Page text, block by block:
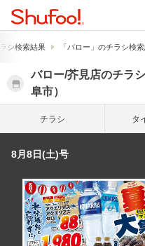
シ検索結果 「バロー」のチラシ検
バロー/芥見店のチラ
阜市）
チラシ タ
8月8日(土)号